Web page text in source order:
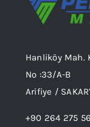
Hanliköy Mah.
No :33/A-B
Arifiye /
+90 264 275